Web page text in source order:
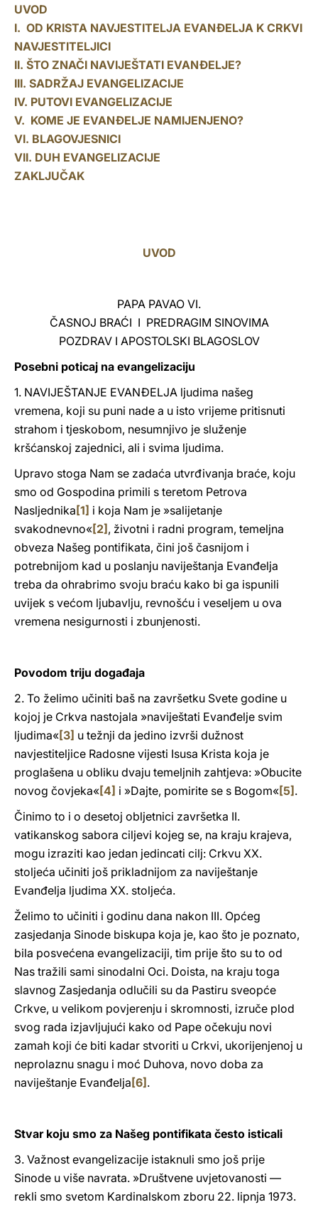
UVOD
I. OD KRISTA NAVJESTITELJA EVANĐELJA K CRKVI
NAVJESTITELJICI
II. ŠTO ZNAČI NAVIJEŠTATI EVANĐELJE?
III. SADRŽAJ EVANGELIZACIJE
IV. PUTOVI EVANGELIZACIJE
V. KOME JE EVANĐELJE NAMIJENJENO?
VI. BLAGOVJESNICI
VII. DUH EVANGELIZACIJE
ZAKLJUČAK
UVOD
PAPA PAVAO VI.
ČASNOJ BRAĆI I PREDRAGIM SINOVIMA
POZDRAV I APOSTOLSKI BLAGOSLOV
Posebni poticaj na evangelizaciju
1. NAVIJEŠTANJE EVANĐELJA ljudima našeg
vremena, koji su puni nade a u isto vrijeme pritisnuti
strahom i tjeskobom, nesumnjivo je služenje
kršćanskoj zajednici, ali i svima ljudima.
Upravo stoga Nam se zadaća utvrđivanja braće, koju
smo od Gospodina primili s teretom Petrova
Nasljednika [1] i koja Nam je »salijetanje
svakodnevno«[2] , životni i radni program, temeljna
obveza Našeg pontifikata, čini još časnijom i
potrebnijom kad u poslanju naviještanja Evanđelja
treba da ohrabrimo svoju braću kako bi ga ispunili
uvijek s većom ljubavlju, revnošću i veseljem u ova
vremena nesigurnosti i zbunjenosti.
Povodom triju događaja
2. To želimo učiniti baš na završetku Svete godine u
kojoj je Crkva nastojala »naviještati Evanđelje svim
ljudima«[3] u težnji da jedino izvrši dužnost
navjestiteljice Radosne vijesti Isusa Krista koja je
proglašena u obliku dvaju temeljnih zahtjeva: »Obucite
novog čovjeka«[4] i »Dajte, pomirite se s Bogom«[5] .
Činimo to i o desetoj obljetnici završetka II.
vatikanskog sabora ciljevi kojeg se, na kraju krajeva,
mogu izraziti kao jedan jedincati cilj: Crkvu XX.
stoljeća učiniti još prikladnijom za naviještanje
Evanđelja ljudima XX. stoljeća.
Želimo to učiniti i godinu dana nakon III. Općeg
zasjedanja Sinode biskupa koja je, kao što je poznato,
bila posvećena evangelizaciji, tim prije što su to od
Nas tražili sami sinodalni Oci. Doista, na kraju toga
slavnog Zasjedanja odlučili su da Pastiru sveopće
Crkve, u velikom povjerenju i skromnosti, izruče plod
svog rada izjavljujući kako od Pape očekuju novi
zamah koji će biti kadar stvoriti u Crkvi, ukorijenjenoj u
neprolaznu snagu i moć Duhova, novo doba za
naviještanje Evanđelja [6] .
Stvar koju smo za Našeg pontifikata često isticali
3. Važnost evangelizacije istaknuli smo još prije
Sinode u više navrata. »Društvene uvjetovanosti —
rekli smo svetom Kardinalskom zboru 22. lipnja 1973.